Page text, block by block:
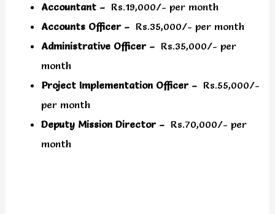
Accountant – Rs.19,000/- per month
Accounts Officer – Rs.35,000/- per month
Administrative Officer – Rs.35,000/- per
month
Project Implementation Officer – Rs.55,000/-
per month
Deputy Mission Director – Rs.70,000/- per
month